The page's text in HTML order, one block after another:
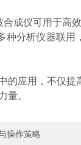
仪可用于高效
析仪器联用
应用，不仅提
量。
操作策略